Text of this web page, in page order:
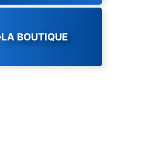
LA BOUTIQUE